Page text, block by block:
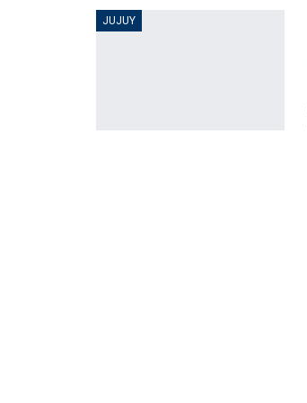
JUJUY